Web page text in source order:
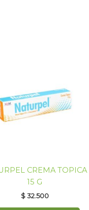
CREMA TOPICA
15 G
$32.500